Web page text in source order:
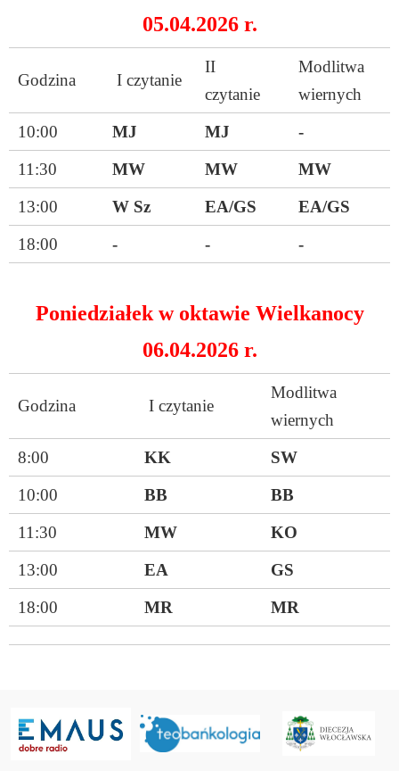
05.04.2026 r.
Godzina I czytanie
II
czytanie
Modlitwa
wiernych
10:00
MJ MJ
-
11:30
MW MW
MW
13:00
W Sz EA/GS
EA/GS
18:00
- - -
Poniedziałek w oktawie Wielkanocy
06.04.2026 r.
Godzina I czytanie
Modlitwa
wiernych
8:00
KK
SW
10:00
BB
BB
11:30
MW
KO
13:00
EA
GS
18:00
MR MR